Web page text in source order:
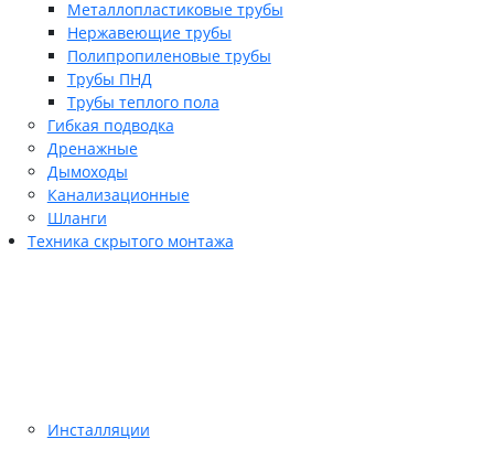
Металлопластиковые трубы
Нержавеющие трубы
Полипропиленовые трубы
Трубы ПНД
Трубы теплого пола
Гибкая подводка
Дренажные
Дымоходы
Канализационные
Шланги
Техника скрытого монтажа
Инсталляции